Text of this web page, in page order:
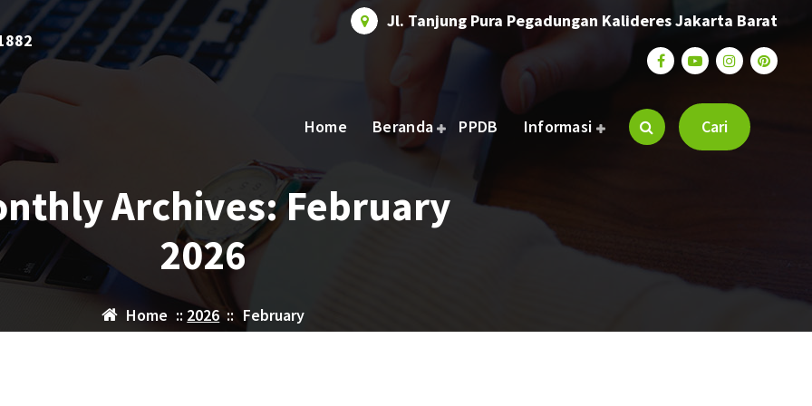
Jl. Tanjung Pura Pegadungan Kalideres Jakarta Barat
Home Beranda PPDB Informasi Cari
Archives: February
2026
Home :: 2026:: February